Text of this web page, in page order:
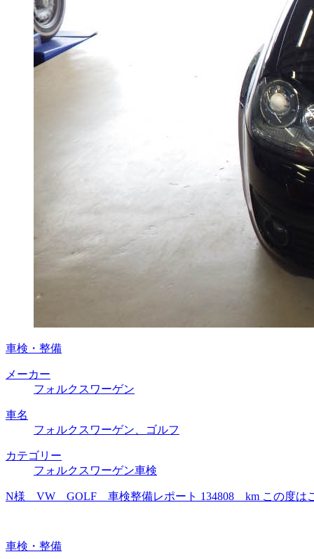
車検・整備
メーカー
フォルクスワーゲン
車名
フォルクスワーゲン、ゴルフ
カテゴリー
フォルクスワーゲン車検
N様 VW GOLF 車検整備レポート 134808 km この度はご
車検・整備